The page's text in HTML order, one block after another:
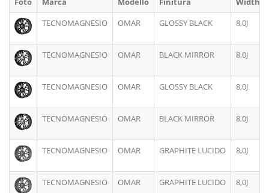
TECNOMAGNESIO
OMAR GLOSSY BLACK 8,0J
TECNOMAGNESIO OMAR BLACK MIRROR 8,0J
TECNOMAGNESIO OMAR GLOSSY BLACK 8,0J
TECNOMAGNESIO OMAR BLACK MIRROR 8,0J
TECNOMAGNESIO OMAR GRAPHITE LUCIDO 8,0J
TECNOMAGNESIO OMAR GRAPHITE LUCIDO 8,0J